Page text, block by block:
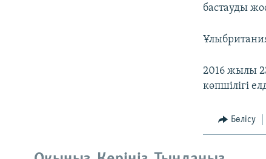
бастауды
2016 жылы
көпшілігі
Бөлісу